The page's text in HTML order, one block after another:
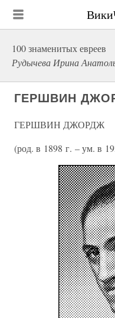
100 знаменитых евреев
Рудычева Ирина
ГЕРШВИН
ГЕРШВИН ДЖОРДЖ
(род. в 1898 г. – ум. в